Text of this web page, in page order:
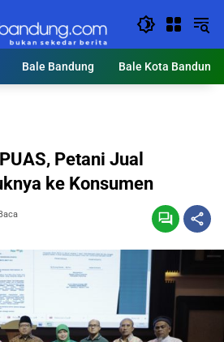
Bale Bandung Bale Kota Bandung
Petani Jual
ke Konsumen